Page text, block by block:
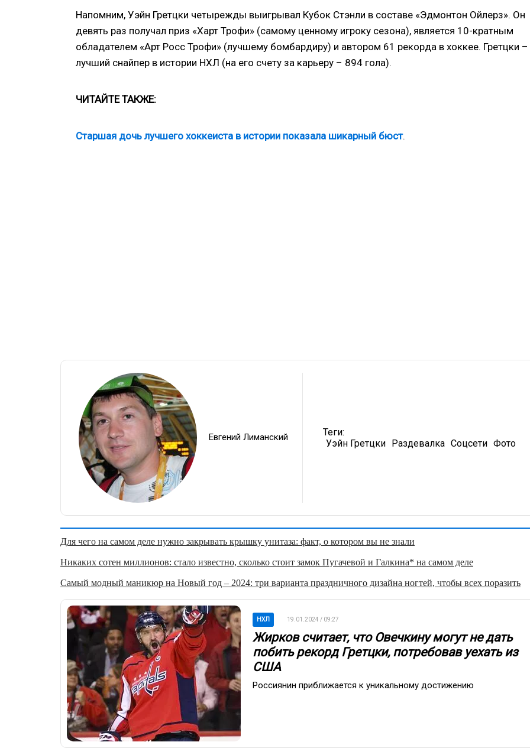
Напомним, Уэйн Гретцки четырежды выигрывал Кубок Стэнли в составе «Эдмонтон Ойлерз». Он
девять раз получал приз «Харт Трофи» (самому ценному игроку сезона), является 10-кратным
обладателем «Арт Росс Трофи» (лучшему бомбардиру) и автором 61 рекорда в хоккее. Гретцки –
лучший снайпер в истории НХЛ (на его счету за карьеру – 894 гола).
ЧИТАЙТЕ ТАКЖЕ:
Старшая дочь лучшего хоккеиста в истории показала шикарный бюст.
Евгений Лиманский
Теги:
Уэйн Гретцки Раздевалка Соцсети Фото
Для чего на самом деле нужно закрывать крышку унитаза: факт, о котором вы не знали
Никаких сотен миллионов: стало известно, сколько стоит замок Пугачевой и Галкина* на самом деле
Самый модный маникюр на Новый год – 2024: три варианта праздничного дизайна ногтей, чтобы всех поразить
НХЛ 19.01.2024 / 09:27
Жирков считает, что Овечкину могут не дать
побить рекорд Гретцки, потребовав уехать из
США
Россиянин приближается к уникальному достижению